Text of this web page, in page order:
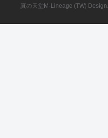
真の天堂M-Lineage (TW)